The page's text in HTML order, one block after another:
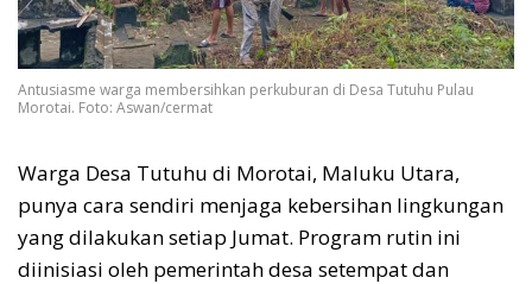
Antusiasme warga membersihkan perkuburan di Desa Tutuhu Pulau
Morotai. Foto: Aswan/cermat
Warga Desa Tutuhu di Morotai, Maluku Utara,
punya cara sendiri menjaga kebersihan lingkungan
yang dilakukan setiap Jumat. Program rutin ini
diinisiasi oleh pemerintah desa setempat dan